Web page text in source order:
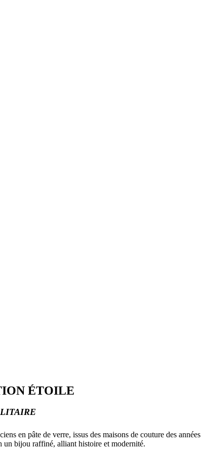
ÉTOILE
en pâte de verre, issus des maisons de couture des années
un bijou raffiné, alliant histoire et modernité.